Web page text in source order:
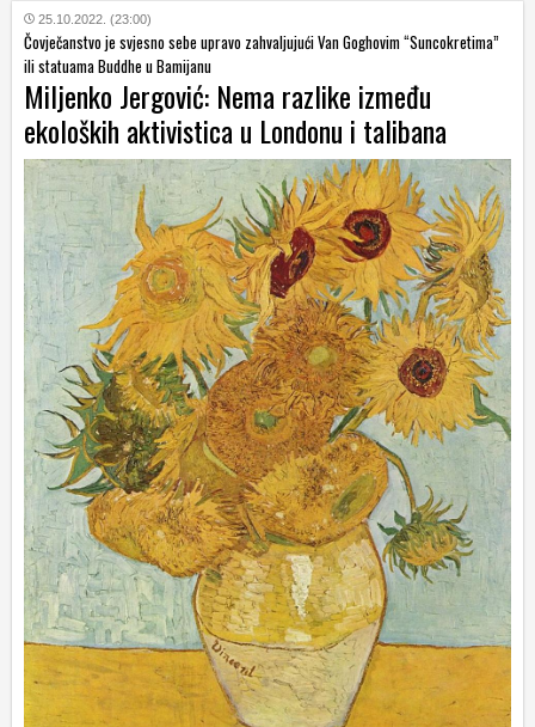
25.10.2022. (23:00)
Čovječanstvo je svjesno sebe upravo zahvaljujući Van Goghovim “Suncokretima”
ili statuama Buddhe u Bamijanu
Miljenko Jergović: Nema razlike između
ekoloških aktivistica u Londonu i talibana